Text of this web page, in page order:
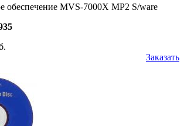
обеспечение MVS-7000X MP2 S/ware
Заказать